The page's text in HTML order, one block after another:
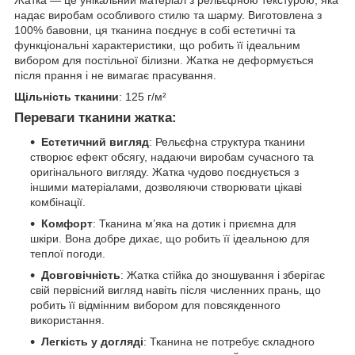
надає виробам особливого стилю та шарму. Виготовлена з
100% бавовни, ця тканина поєднує в собі естетичні та
функціональні характеристики, що робить її ідеальним
вибором для постільної білизни. Жатка не деформується
після прання і не вимагає прасування.
Щільність тканини: 125 г/м²
Переваги тканини жатка:
Естетичний вигляд: Рельєфна структура тканини
створює ефект обсягу, надаючи виробам сучасного та
оригінального вигляду. Жатка чудово поєднується з
іншими матеріалами, дозволяючи створювати цікаві
комбінації.
Комфорт: Тканина м’яка на дотик і приємна для
шкіри. Вона добре дихає, що робить її ідеальною для
теплої погоди.
Довговічність: Жатка стійка до зношування і зберігає
свій первісний вигляд навіть після численних прань, що
робить її відмінним вибором для повсякденного
використання.
Легкість у догляді: Тканина не потребує складного